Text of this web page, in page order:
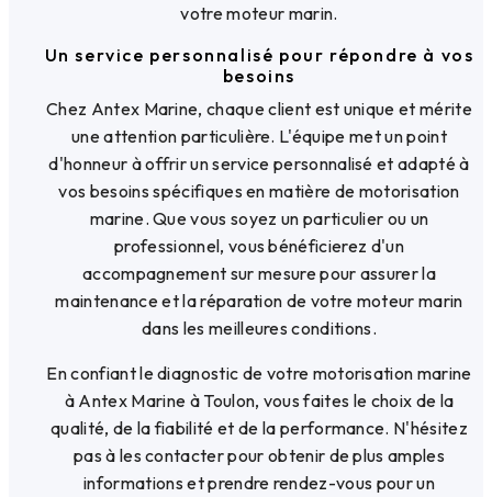
votre moteur marin.
Un service personnalisé pour répondre à vos
besoins
Chez Antex Marine, chaque client est unique et mérite
une attention particulière. L'équipe met un point
d'honneur à offrir un service personnalisé et adapté à
vos besoins spécifiques en matière de motorisation
marine. Que vous soyez un particulier ou un
professionnel, vous bénéficierez d'un
accompagnement sur mesure pour assurer la
maintenance et la réparation de votre moteur marin
dans les meilleures conditions.
En confiant le diagnostic de votre motorisation marine
à Antex Marine à Toulon, vous faites le choix de la
qualité, de la fiabilité et de la performance. N'hésitez
pas à les contacter pour obtenir de plus amples
informations et prendre rendez-vous pour un